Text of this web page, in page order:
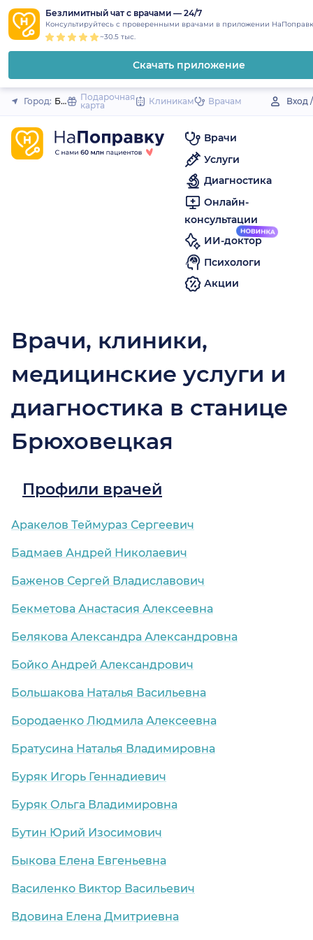
to
content
Безлимитный чат с врачами — 24/7
Консультируйтесь с проверенными врачами в приложении
~30.5 тыс.
Скачать приложение
Закрыть
Город: Брюховецкая (станица)
Подарочная
карта
Клиникам Врачам Вход
Врачи
Услуги
Диагностика
Онлайн-
консультации
ИИ-доктор
Психологи
Акции
Врачи, клиники,
медицинские услуги и
диагностика в станице
Брюховецкая
Профили врачей
Аракелов Теймураз Сергеевич
Бадмаев Андрей Николаевич
Баженов Сергей Владиславович
Бекметова Анастасия Алексеевна
Белякова Александра Александровна
Бойко Андрей Александрович
Большакова Наталья Васильевна
Бородаенко Людмила Алексеевна
Братусина Наталья Владимировна
Буряк Игорь Геннадиевич
Буряк Ольга Владимировна
Бутин Юрий Изосимович
Быкова Елена Евгеньевна
Василенко Виктор Васильевич
Вдовина Елена Дмитриевна